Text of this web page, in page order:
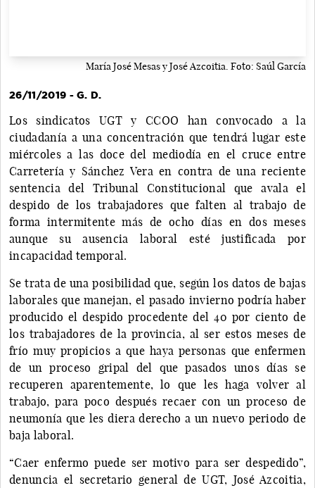
María José Mesas y José Azcoitia. Foto: Saúl García
26/11/2019 - G. D.
Los sindicatos UGT y CCOO han convocado a la
ciudadanía a una concentración que tendrá lugar este
miércoles a las doce del mediodía en el cruce entre
Carretería y Sánchez Vera en contra de una reciente
sentencia del Tribunal Constitucional que avala el
despido de los trabajadores que falten al trabajo de
forma intermitente más de ocho días en dos meses
aunque su ausencia laboral esté justificada por
incapacidad temporal.
Se trata de una posibilidad que, según los datos de bajas
laborales que manejan, el pasado invierno podría haber
producido el despido procedente del 40 por ciento de
los trabajadores de la provincia, al ser estos meses de
frío muy propicios a que haya personas que enfermen
de un proceso gripal del que pasados unos días se
recuperen aparentemente, lo que les haga volver al
trabajo, para poco después recaer con un proceso de
neumonía que les diera derecho a un nuevo periodo de
baja laboral.
“Caer enfermo puede ser motivo para ser despedido”,
denuncia el secretario general de UGT, José Azcoitia,